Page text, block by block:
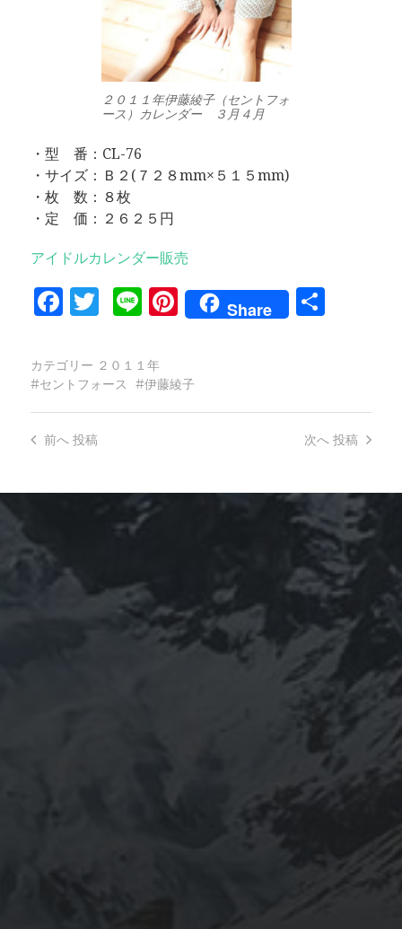
２０１１年伊藤綾子（セントフォ
ース）カレンダー ３月４月
・型 番：CL-76
・サイズ：Ｂ２(７２８mm×５１５mm)
・枚 数：８枚
・定 価：２６２５円
アイドルカレンダー販売
Facebook
Twitter
LinePinterest
Share
カテゴリー ２０１１年
セントフォース
伊藤綾子
次へ 投稿
前へ投稿